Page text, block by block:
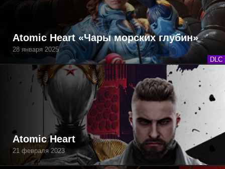
DLC
Atomic Heart «Чары морских глубин»
28 января 2025
Atomic Heart
21 февраля 2023